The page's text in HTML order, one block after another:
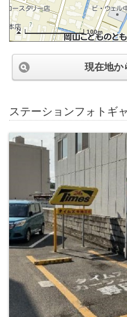
100m
現在地か
ステーションフォトギ